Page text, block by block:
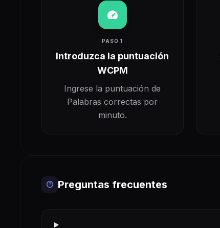
speed
PASO 1
Introduzca la puntuación
WCPM
Ingrese la puntuación de
Palabras correctas por
minuto.
help Preguntas frecuentes